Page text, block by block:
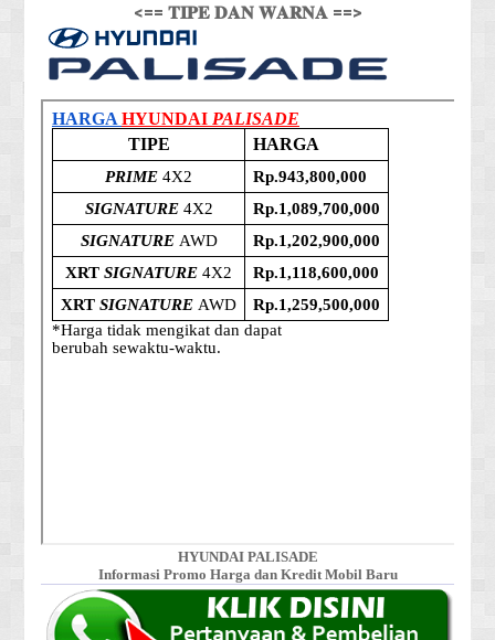
<== 𝐓𝐈𝐏𝐄 𝐃𝐀𝐍 𝐖𝐀𝐑𝐍𝐀 ==>
HYUNDAI PALISADE
Informasi Promo Harga dan Kredit Mobil Baru